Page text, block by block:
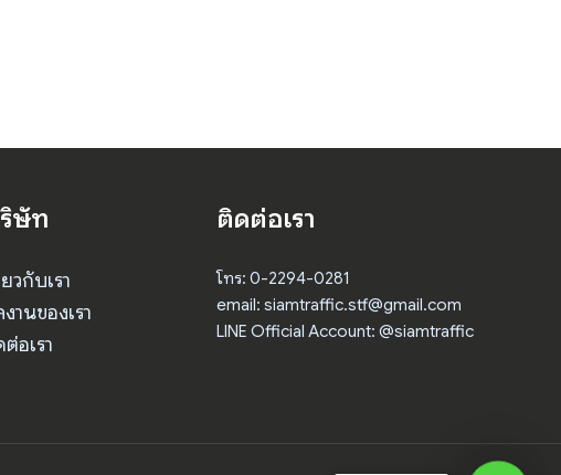
ษัท
วกับเรา
านของเรา
อเรา
ติดต่อเรา
โทร: 0-2294-0281
email: siamtraffic.stf@gmail.com
LINE Official Account: @siamtraffic